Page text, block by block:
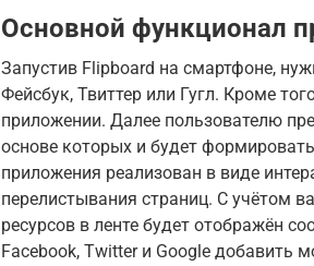
Основной функционал
Запустив Flipboard на смартфоне,
Фейсбук, Твиттер или Гугл. Кроме
приложении. Далее пользователю
основе которых и будет
приложения реализован в виде
перелистывания страниц. С учётом
ресурсов в ленте будет отображён
Facebook, Twitter и Google добавить